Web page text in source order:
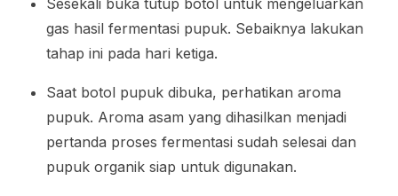
Sesekali buka tutup botol untuk mengeluarkan
gas hasil fermentasi pupuk. Sebaiknya lakukan
tahap ini pada hari ketiga.
Saat botol pupuk dibuka, perhatikan aroma
pupuk. Aroma asam yang dihasilkan menjadi
pertanda proses fermentasi sudah selesai dan
pupuk organik siap untuk digunakan.